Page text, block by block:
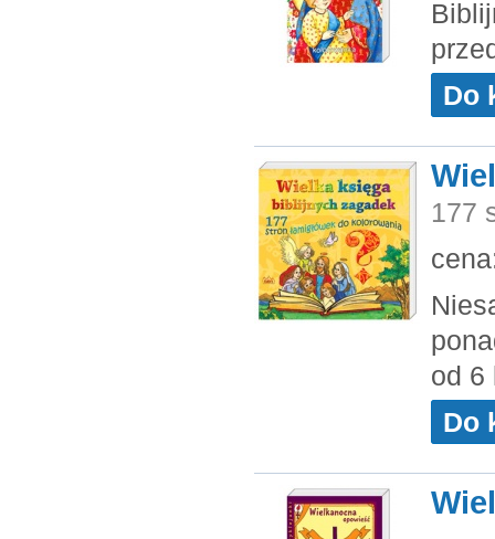
Do
177
od 6
Do